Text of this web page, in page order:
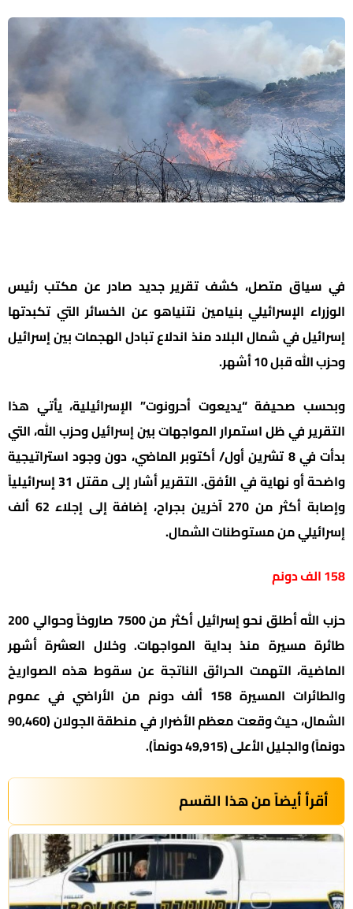
في سياق متصل، كشف تقرير جديد صادر عن مكتب رئيس
الوزراء الإسرائيلي بنيامين نتنياهو عن الخسائر التي تكبدتها
إسرائيل في شمال البلاد منذ اندلاع تبادل الهجمات بين إسرائيل
وحزب الله قبل 10 أشهر.
وبحسب صحيفة “يديعوت أحرونوت” الإسرائيلية، يأتي هذا
التقرير في ظل استمرار المواجهات بين إسرائيل وحزب الله، التي
بدأت في 8 تشرين أول/ أكتوبر الماضي، دون وجود استراتيجية
واضحة أو نهاية في الأفق. التقرير أشار إلى مقتل 31 إسرائيلياً
وإصابة أكثر من 270 آخرين بجراح، إضافة إلى إجلاء 62 ألف
إسرائيلي من مستوطنات الشمال.
158 الف دونم
حزب الله أطلق نحو إسرائيل أكثر من 7500 صاروخاً وحوالي 200
طائرة مسيرة منذ بداية المواجهات. وخلال العشرة أشهر
الماضية، التهمت الحرائق الناتجة عن سقوط هذه الصواريخ
والطائرات المسيرة 158 ألف دونم من الأراضي في عموم
الشمال، حيث وقعت معظم الأضرار في منطقة الجولان (90,460
دونماً) والجليل الأعلى (49,915 دونماً).
أقرأ أيضاً من هذا القسم